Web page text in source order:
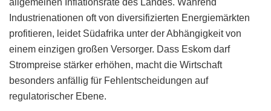
allgemeinen Inflationsrate des Landes. Während
Industrienationen oft von diversifizierten Energiemärkten
profitieren, leidet Südafrika unter der Abhängigkeit von
einem einzigen großen Versorger. Dass Eskom darf
Strompreise stärker erhöhen, macht die Wirtschaft
besonders anfällig für Fehlentscheidungen auf
regulatorischer Ebene.